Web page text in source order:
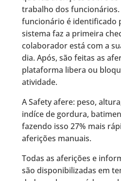
trabalho dos funcionários.
funcionário é identificado
sistema faz a primeira
colaborador está com a
dia. Após, são feitas as
plataforma libera ou
atividade.
A Safety afere: peso,
indíce de gordura,
fazendo isso 27% mais
aferições manuais.
Todas as aferições e
são disponibilizadas em